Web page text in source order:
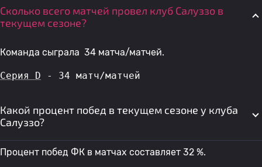
Сколько всего матчей провел клуб Салуззо в
текущем сезоне?
Команда сыграла 34 матча/матчей.
Серия D - 34 матч/матчей
Какой процент побед в текущем сезоне у клуба
Салуззо?
Процент побед ФК в матчах составляет 32 %.